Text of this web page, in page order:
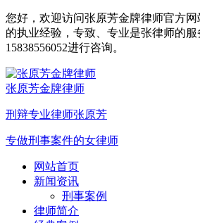
您好，欢迎访问张原芳金牌律师官方
的执业经验，专致、专业是张律师的
15838556052进行咨询。
张原芳金牌律师
刑辩专业律师张原芳
专做刑事案件的女律师
网站首页
新闻资讯
刑事案例
律师简介